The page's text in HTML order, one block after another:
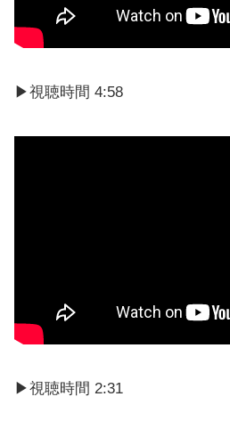
▶視聴時間 4:58
▶視聴時間 2:31